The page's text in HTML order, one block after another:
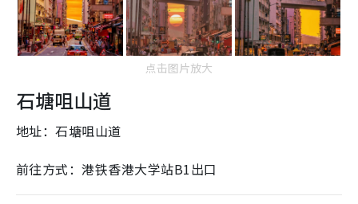
点击图片放大
石塘咀山道
地址：石塘咀山道
前往方式：港铁香港大学站B1出口